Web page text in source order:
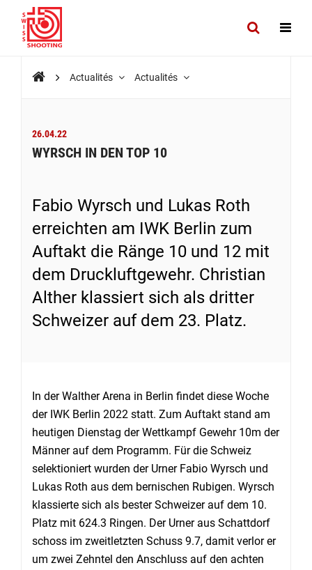
Actualités Actualités
26.04.22
WYRSCH IN DEN TOP 10
Fabio Wyrsch und Lukas Roth
erreichten am IWK Berlin zum
Auftakt die Ränge 10 und 12 mit
dem Druckluftgewehr. Christian
Alther klassiert sich als dritter
Schweizer auf dem 23. Platz.
In der Walther Arena in Berlin findet diese Woche
der IWK Berlin 2022 statt. Zum Auftakt stand am
heutigen Dienstag der Wettkampf Gewehr 10m der
Männer auf dem Programm. Für die Schweiz
selektioniert wurden der Urner Fabio Wyrsch und
Lukas Roth aus dem bernischen Rubigen. Wyrsch
klassierte sich als bester Schweizer auf dem 10.
Platz mit 624.3 Ringen. Der Urner aus Schattdorf
schoss im zweitletzten Schuss 9.7, damit verlor er
um zwei Zehntel den Anschluss auf den achten